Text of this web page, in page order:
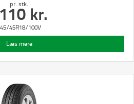
pr. stk.kr.
45R18/100V
Læs mere